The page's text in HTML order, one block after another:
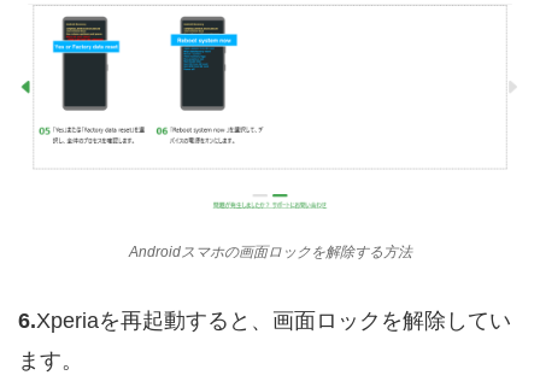
Androidスマホの画面ロックを解除する方法
6.Xperiaを再起動すると、画面ロックを解除してい
ます。